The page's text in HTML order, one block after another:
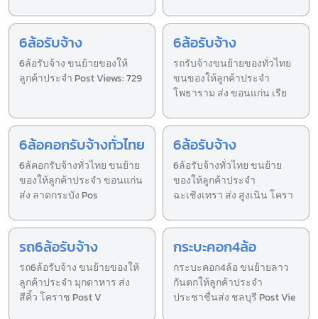
6ล้อรับจ้าง
6ล้อรับจ้าง ขนย้ายของให้
ลูกค้าประจำ Post Views: 729
6ล้อรับจ้าง
รถรับจ้างขนย้ายของทั่วไทย
ขนของให้ลูกค้าประจำ
โพธาราม ส่ง ขอนแก่น เรีย
6ล้อคอกรับจ้างทั่วไทย
6ล้คอกรับจ้างทั่วไทย ขนย้าย
ของให้ลูกค้าประจำ ขอนแก่น
ส่ง ลาดกระบัง Pos
6ล้อรับจ้าง
6ล้อรับจ้างทั่วไทย ขนย้าย
ของให้ลูกค้าประจำ
ฉะเชิงเทรา ส่ง สูงเนิน โครา
รถ6ล้อรับจ้าง
รถ6ล้อรับจ้าง ขนย้ายของให้
ลูกค้าประจำ มุกดาหาร ส่ง
สีคิ้ว โคราช Post V
กระบะคอก4ล้อ
กระบะคอก4ล้อ ขนย้ายลาว
กันตกให้ลูกค้าประจำ
ประชาชื่นส่ง ชลบุรี Post Vie